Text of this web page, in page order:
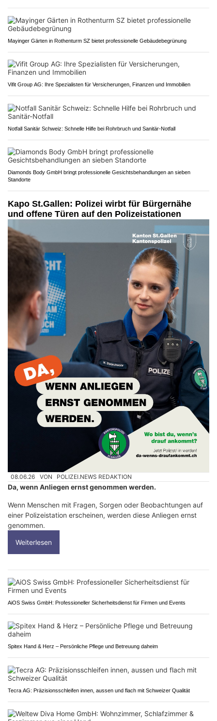
Mayinger Gärten in Rothenturm SZ bietet professionelle Gebäudebegrünung
Vifit Group AG: Ihre Spezialisten für Versicherungen, Finanzen und Immobilien
Notfall Sanitär Schweiz: Schnelle Hilfe bei Rohrbruch und Sanitär-Notfall
Diamonds Body GmbH bringt professionelle Gesichtsbehandlungen an sieben
Standorte
Kapo St.Gallen: Polizei wirbt für Bürgernähe
und offene Türen auf den Polizeistationen
08.06.26 VON POLIZEI.NEWS REDAKTION
Da, wenn Anliegen ernst genommen werden.
Wenn Menschen mit Fragen, Sorgen oder Beobachtungen auf
einer Polizeistation erscheinen, werden diese Anliegen ernst
genommen.
Weiterlesen
AiOS Swiss GmbH: Professioneller Sicherheitsdienst für Firmen und Events
Spitex Hand & Herz – Persönliche Pflege und Betreuung daheim
Tecra AG: Präzisionsschleifen innen, aussen und flach mit Schweizer Qualität